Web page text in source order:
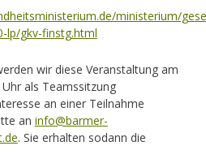
ministerium/
lp/gkv-finstg.html
wir diese Veranstaltung am
als Teamssitzung
an einer Teilnahme
an info@barmer-
. Sie erhalten sodann die